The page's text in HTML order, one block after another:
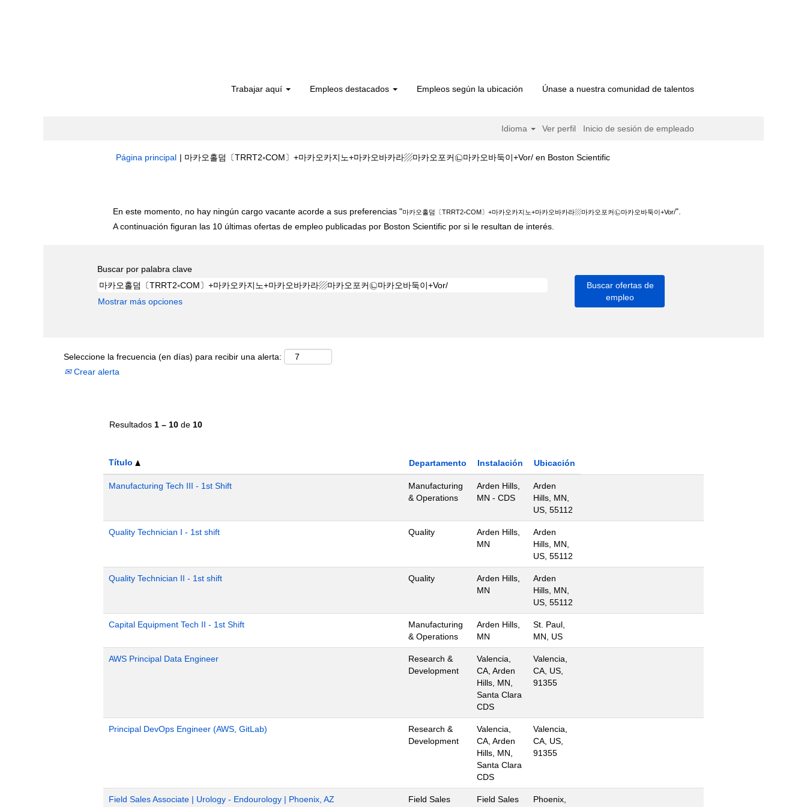
Trabajar aquí Empleos destacados Empleos según la ubicación Únase a nuestra comunidad de talentos
Idioma Ver perfil Inicio de sesión de empleado
Página principal | 마카오홀덤〔TRRT2༝COM〕+마카오카지노+마카오바카라▨마카오포커㉡마카오바둑이+Vor/ en Boston Scientific(página
En este momento, no hay ningún cargo vacante acorde a sus preferencias "마카오홀덤〔TRRT2༝COM〕+마카오카지노+마카오바카라▨마카오포커㉡마카오바둑이+Vor/".
A continuación figuran las 10 últimas ofertas de empleo publicadas por Boston Scientific por si le resultan de interés.
Buscar por palabra clave
Mostrar más opciones
Seleccione la frecuencia (en días) para recibir una alerta:
Crear alerta
Resultados 1 – 10 de 10
Título Departamento Instalación Ubicación
Manufacturing Tech III - 1st Shift
Manufacturing
& Operations
Arden Hills,
MN - CDS
Arden
Hills, MN,
US, 55112
Quality Technician I - 1st shift Quality
Arden Hills,
MN
Arden
Hills, MN,
US, 55112
Quality Technician II - 1st shift Quality
Arden Hills,
MN
Arden
Hills, MN,
US, 55112
Capital Equipment Tech II - 1st Shift
Manufacturing
& Operations
Arden Hills,
MN
St. Paul,
MN, US
AWS Principal Data Engineer
Research &
Development
Valencia,
CA, Arden
Hills, MN,
Santa Clara
CDS
Valencia,
CA, US,
91355
Principal DevOps Engineer (AWS, GitLab)
Research &
Development
Valencia,
CA, Arden
Hills, MN,
Santa Clara
CDS
Valencia,
CA, US,
91355
Field Sales Associate | Urology - Endourology | Phoenix, AZ Field Sales
Field Sales
Phoenix,